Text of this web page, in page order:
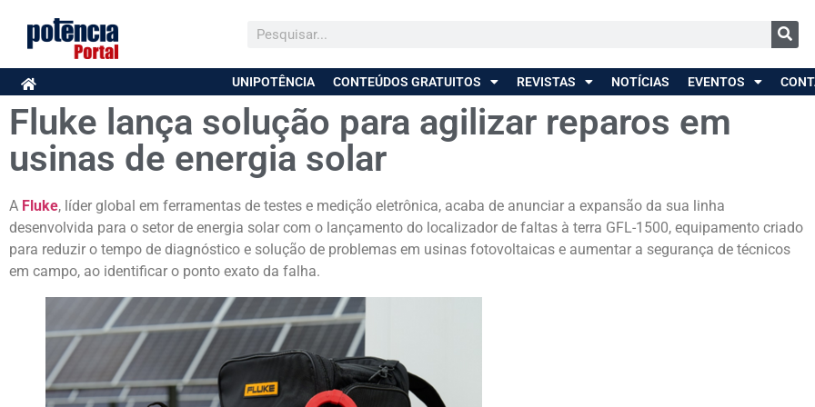
UNIPOTÊNCIA CONTEÚDOS GRATUITOS REVISTAS NOTÍCIAS EVENTOS
Fluke lança solução para agilizar reparos em
usinas de energia solar
A Fluke, líder global em ferramentas de testes e medição eletrônica, acaba de anunciar a expansão da sua linha
desenvolvida para o setor de energia solar com o lançamento do localizador de faltas à terra GFL-1500, equipamento criado
para reduzir o tempo de diagnóstico e solução de problemas em usinas fotovoltaicas e aumentar a segurança de técnicos
em campo, ao identificar o ponto exato da falha.